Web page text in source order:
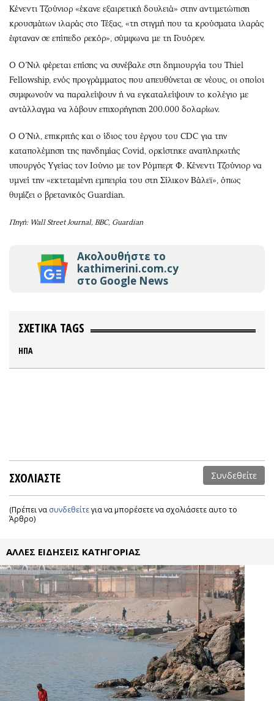
Κένεντι Τζούνιορ «έκανε εξαιρετική δουλειά» στην αντιμετώπιση
κρουσμάτων ιλαράς στο Τέξας, «τη στιγμή που τα κρούσματα ιλαράς
έφταναν σε επίπεδο ρεκόρ», σύμφωνα με τη Γουόρεν.
Ο Ο’Νιλ φέρεται επίσης να συνέβαλε στη δημιουργία του Thiel
Fellowship, ενός προγράμματος που απευθύνεται σε νέους, οι οποίοι
συμφωνούν να παραλείψουν ή να εγκαταλείψουν το κολέγιο με
αντάλλαγμα να λάβουν επιχορήγηση 200.000 δολαρίων.
Ο Ο’Νιλ, επικριτής και ο ίδιος του έργου του CDC για την
καταπολέμηση της πανδημίας Covid, ορκίστηκε αναπληρωτής
υπουργός Υγείας τον Ιούνιο με τον Ρόμπερτ Φ. Κένεντι Τζούνιορ να
υμνεί την «εκτεταμένη εμπειρία του στη Σίλικον Βάλεϊ», όπως
θυμίζει ο βρετανικός Guardian.
Πηγή: Wall Street Journal, BBC, Guardian
Ακολουθήστε το
kathimerini.com.cy
στο Google News
ΣΧΕΤΙΚΑ TAGS
ΗΠΑ
ΣΧΟΛΙΑΣΤΕ Συνδεθείτε
(Πρέπει να συνδεθείτεγια να μπορέσετε να σχολιάσετε αυτο το
Άρθρο)
ΑΛΛΕΣ ΕΙΔΗΣΕΙΣ ΚΑΤΗΓΟΡΙΑΣ